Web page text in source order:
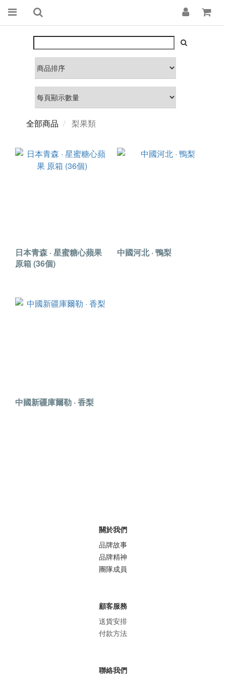
全部商品 梨果類
日本青森 · 星蜜糖心蘋果
原箱 (36個)
中國河北 · 鴨梨
中國新疆庫爾勒 · 香梨
關於我們
品牌故事
品牌精神
團隊成員
顧客服務
送貨安排
付款方法
聯絡我們